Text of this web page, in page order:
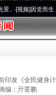
]因党而生 为党而
发《全民健身计
编：亓荃鹏